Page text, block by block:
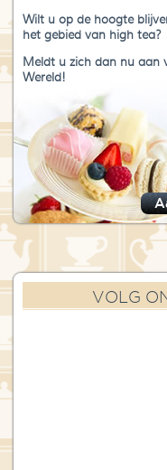
Wilt u op de hoogte
het gebied van high tea?
Meldt u zich dan nu aan
Wereld!
VOLG